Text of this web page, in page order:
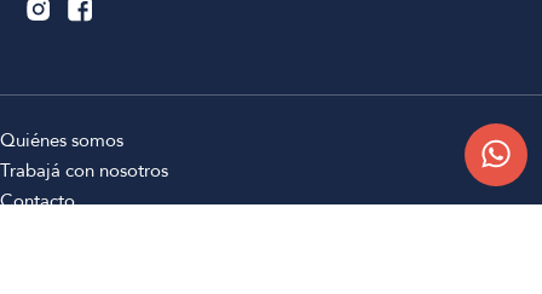
Quiénes somos
Trabajá con nosotros
Contacto